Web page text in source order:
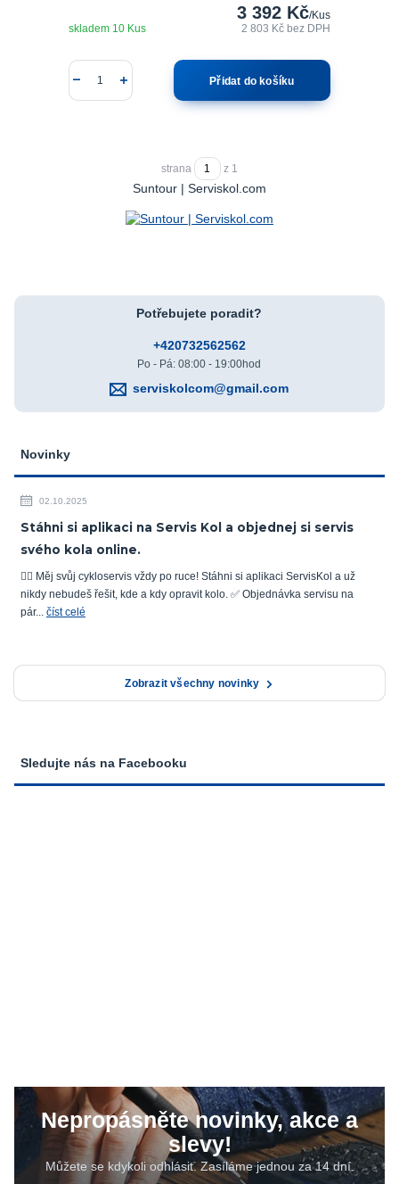
3 392 Kč/Kus
2 803 Kčbez DPH
skladem 10 Kus
Přidat do košíku
strana z 1
Suntour | Serviskol.com
Potřebujete poradit?
+420732562562
Po - Pá: 08:00 - 19:00hod
serviskolcom@gmail.com
Novinky
02.10.2025
Stáhni si aplikaci na Servis Kol a objednej si servis
svého kola online.
🚴‍♂️ Měj svůj cykloservis vždy po ruce! Stáhni si aplikaci ServisKol a už
nikdy nebudeš řešit, kde a kdy opravit kolo. ✅ Objednávka servisu na
pár... číst celé
Zobrazit všechny novinky
Sledujte nás na Facebooku
Nepropásněte novinky, akce a
slevy!
Můžete se kdykoli odhlásit. Zasíláme jednou za 14 dní.